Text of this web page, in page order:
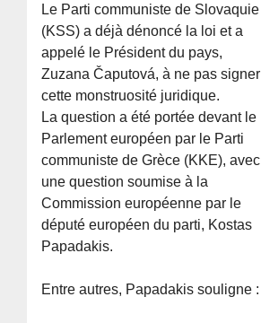
Le Parti communiste de Slovaquie
(KSS) a déjà dénoncé la loi et a
appelé le Président du pays,
Zuzana Čaputová, à ne pas signer
cette monstruosité juridique.
La question a été portée devant le
Parlement européen par le Parti
communiste de Grèce (KKE), avec
une question soumise à la
Commission européenne par le
député européen du parti, Kostas
Papadakis.
Entre autres, Papadakis souligne :